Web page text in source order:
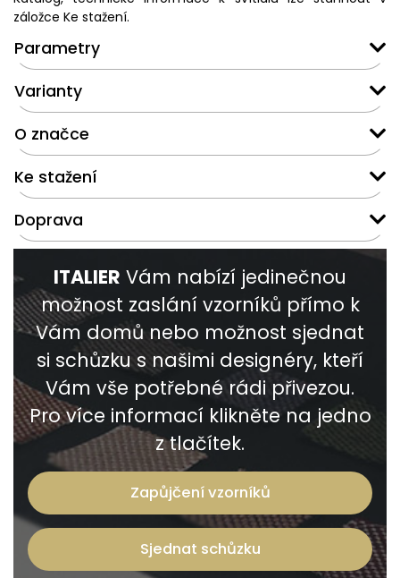
záložce Ke stažení.
Parametry
Varianty
O značce
Ke stažení
Doprava
ITALIER Vám nabízí jedinečnou
možnost zaslání vzorníků přímo k
Vám domů nebo možnost sjednat
si schůzku s našimi designéry, kteří
Vám vše potřebné rádi přivezou.
Pro více informací klikněte na jedno
z tlačítek.
Zapůjčení vzorníků
Sjednat schůzku